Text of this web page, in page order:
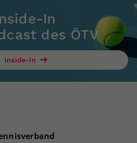
In
des ÖTV
Inside-In